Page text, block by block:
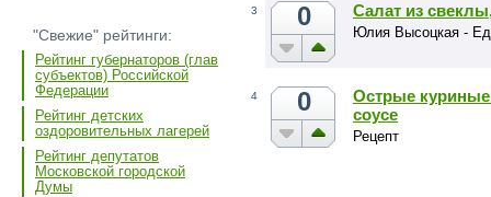
"Свежие" рейтинги:
Рейтинг губернаторов (глав
субъектов) Российской
Федерации
Рейтинг детских
оздоровительных лагерей
Рейтинг депутатов
Московской городской
Думы
3 0 Салат из
Юлия Высоцкая -
4 0
Острые
соусе
Рецепт